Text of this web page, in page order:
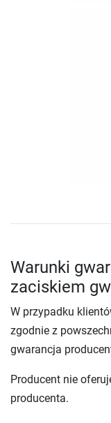
Warunki
zaciskiem
W przypadku
zgodnie z
gwarancja
Producent nie
producenta.